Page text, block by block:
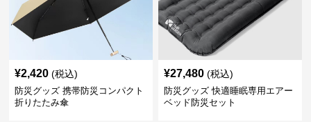
¥2,420 (税込)
防災グッズ 携帯防災コンパクト
折りたたみ傘
¥27,480 (税込)
防災グッズ 快適睡眠専用エアー
ベッド防災セット